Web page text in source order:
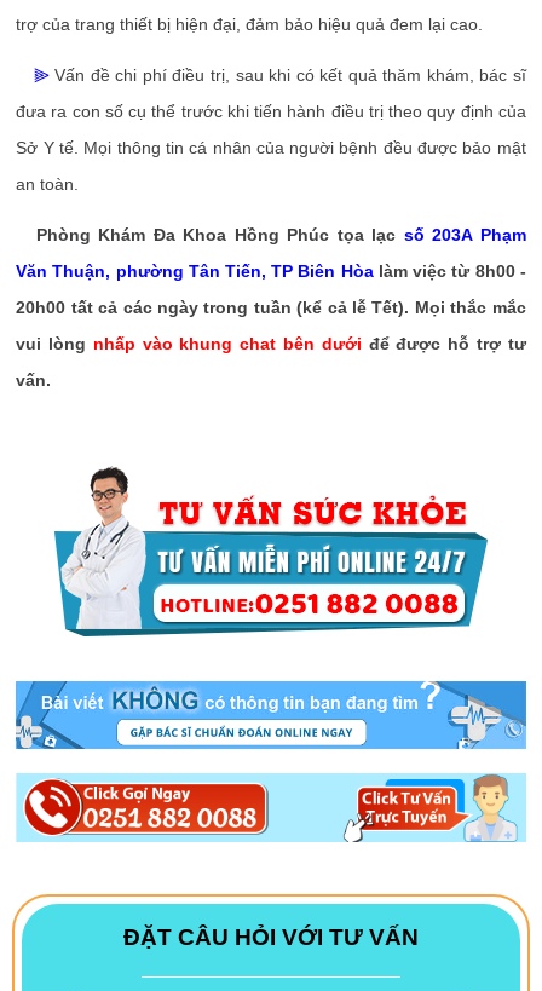
trợ của trang thiết bị hiện đại, đảm bảo hiệu quả đem lại cao.
⫸Vấn đề chi phí điều trị, sau khi có kết quả thăm khám, bác sĩ
đưa ra con số cụ thể trước khi tiến hành điều trị theo quy định của
Sở Y tế. Mọi thông tin cá nhân của người bệnh đều được bảo mật
an toàn.
Phòng Khám Đa Khoa Hồng Phúc tọa lạc số 203A Phạm
Văn Thuận, phường Tân Tiến, TP Biên Hòalàm việc từ 8h00 -
20h00 tất cả các ngày trong tuần (kể cả lễ Tết). Mọi thắc mắc
vui lòng nhấp vào khung chat bên dưới để được hỗ trợ tư
vấn.
ĐẶT CÂU HỎI VỚI TƯ VẤN